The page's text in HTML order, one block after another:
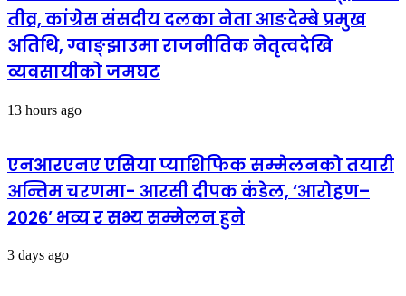
तीव्र, कांग्रेस संसदीय दलका नेता आङदेम्बे प्रमुख
अतिथि, ग्वाङ्झाउमा राजनीतिक नेतृत्वदेखि
व्यवसायीको जमघट
13 hours ago
एनआरएनए एसिया प्याशिफिक सम्मेलनको तयारी
अन्तिम चरणमा- आरसी दीपक कंडेल, ‘आरोहण–
२०२६’ भव्य र सभ्य सम्मेलन हुने
3 days ago